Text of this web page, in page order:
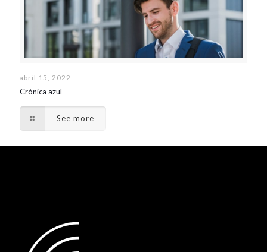
abril 15, 2022
Crónica azul
See more